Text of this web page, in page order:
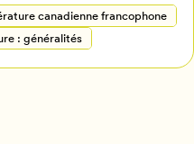
canadienne francophone
: généralités